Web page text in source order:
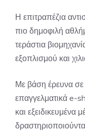
Η επιτραπέζια
πιο δημοφιλή
τεράστια
εξοπλισμού και
Με βάση έρευνα σε
επαγγελματικά e-
και εξειδικευμένα